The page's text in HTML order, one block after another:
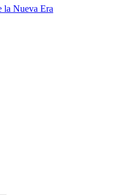
Nueva Era